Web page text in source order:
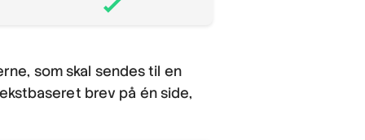
som skal sendes til en
brev på én side,